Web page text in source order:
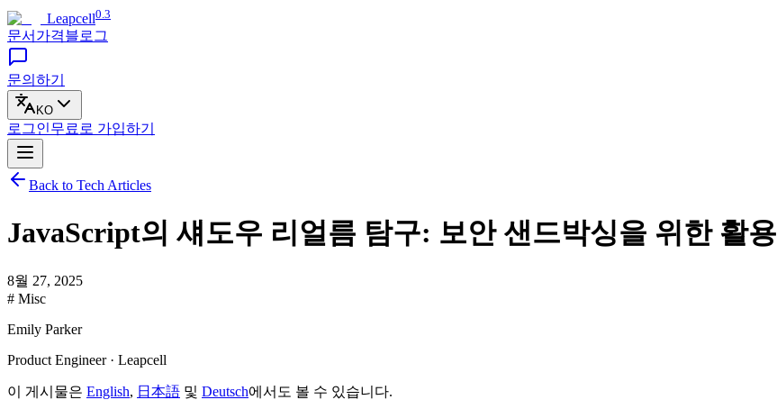
Leapcell0.3
문서 가격블로그
문의하기
KO
로그인무료로 가입하기
Back to Tech Articles
JavaScript의 섀도우 리얼름 탐구: 보안 샌드박싱을 위한 활용
8월 27, 2025
# Misc
Emily Parker
Product Engineer · Leapcell
이 게시물은 English, 日本語 및 Deutsch에서도 볼 수 있습니다.